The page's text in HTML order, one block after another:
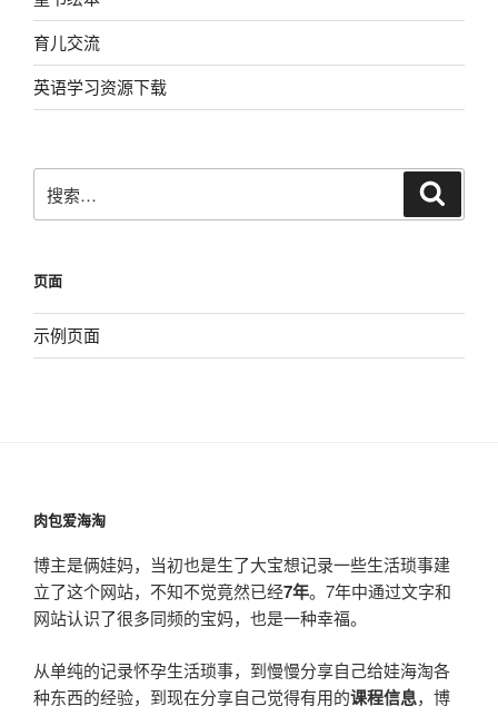
育儿交流
英语学习资源下载
搜
索：
页面
示例页面
肉包爱海淘
博主是俩娃妈，当初也是生了大宝想记录一些生活琐事建
立了这个网站，不知不觉竟然已经7年。7年中通过文字和
网站认识了很多同频的宝妈，也是一种幸福。
从单纯的记录怀孕生活琐事，到慢慢分享自己给娃海淘各
种东西的经验，到现在分享自己觉得有用的课程信息，博